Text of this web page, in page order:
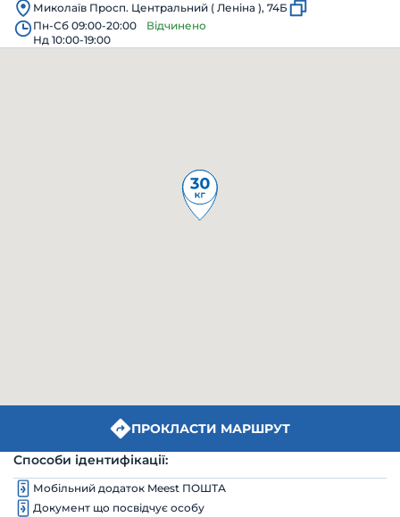
Миколаїв Просп. Центральний ( Леніна ), 74Б
Пн-Сб 09:00-20:00
Відчинено
Нд 10:00-19:00
ПРОКЛАСТИ МАРШРУТ
Способи ідентифікації:
Мобільний додаток Meest ПОШТА
Документ що посвідчує особу